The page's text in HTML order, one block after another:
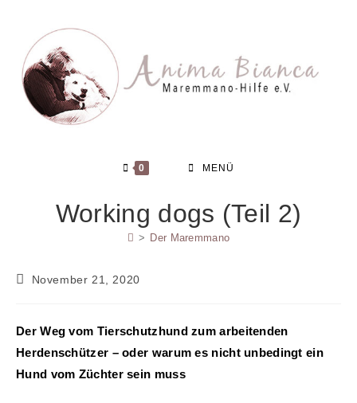
springen
0 MENÜ
Working dogs (Teil 2)
> Der Maremmano
Beitrag
November 21, 2020
Der Weg vom Tierschutzhund zum arbeitenden
Herdenschützer – oder warum es nicht unbedingt ein
Hund vom Züchter sein muss